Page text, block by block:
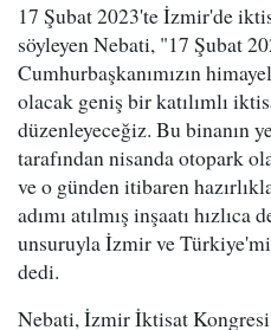
17 Şubat 2023'te İzmir'de
söyleyen Nebati, "17 Şubat
Cumhurbaşkanımızın
olacak geniş bir katılımlı
düzenleyeceğiz. Bu binanın
tarafından nisanda otopark
ve o günden itibaren
adımı atılmış inşaatı
unsuruyla İzmir ve
dedi.
Nebati, İzmir İktisat